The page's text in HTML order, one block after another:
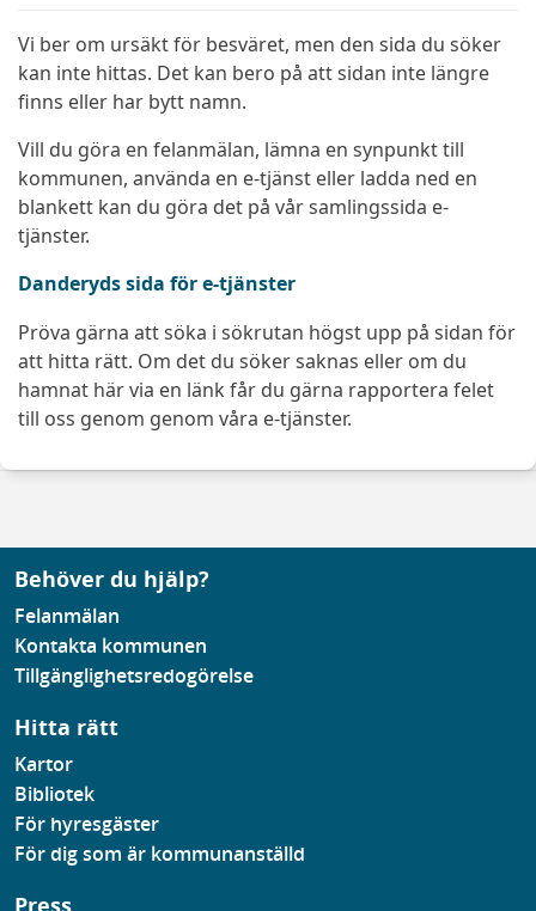
Vi ber om ursäkt för besväret, men den sida du söker
kan inte hittas. Det kan bero på att sidan inte längre
finns eller har bytt namn.
Vill du göra en felanmälan, lämna en synpunkt till
kommunen, använda en e-tjänst eller ladda ned en
blankett kan du göra det på vår samlingssida e-
tjänster.
Danderyds sida för e-tjänster
Pröva gärna att söka i sökrutan högst upp på sidan för
att hitta rätt. Om det du söker saknas eller om du
hamnat här via en länk får du gärna rapportera felet
till oss genom genom våra e-tjänster.
Behöver du hjälp?
Felanmälan
Kontakta kommunen
Tillgänglighetsredogörelse
Hitta rätt
Kartor
Bibliotek
För hyresgäster
För dig som är kommunanställd
Press